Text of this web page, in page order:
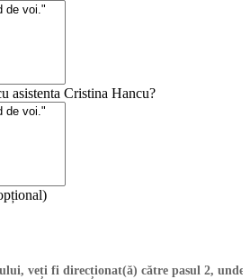
asistenta Cristina Hancu?
veți fi direcționat(ă) către pasul 2, unde